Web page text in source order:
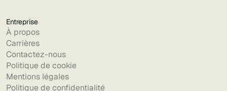
Entreprise
À propos
Carrières
Contactez-nous
Politique de cookie
Mentions légales
Politique de confidentialité